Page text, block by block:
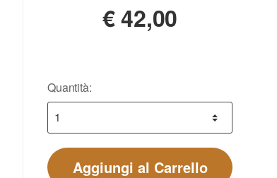
€42,00
Quantità:
Aggiungi al Carrello